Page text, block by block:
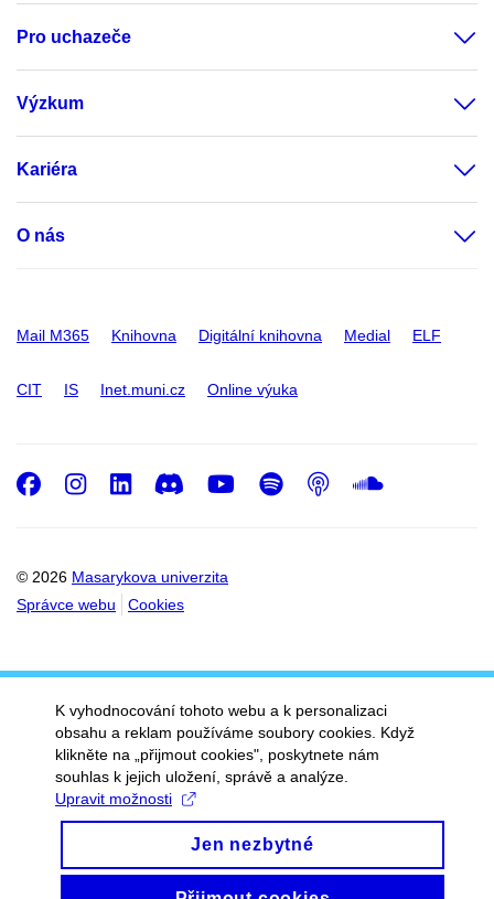
Pro uchazeče
Výzkum
Kariéra
O nás
Mail M365 Knihovna Digitální knihovna Medial ELF
CIT IS Inet.muni.cz Online výuka
© 2026 Masarykova univerzita
Správce webu
Cookies
Facebook
Instagram
LinkedIn
DiscordYoutube
Spotify
Podcast
K vyhodnocování tohoto webu a k personalizaci
obsahu a reklam používáme soubory cookies. Když
klikněte na „přijmout cookies", poskytnete nám
souhlas k jejich uložení, správě a analýze.
Upravit možnosti
Jen nezbytné